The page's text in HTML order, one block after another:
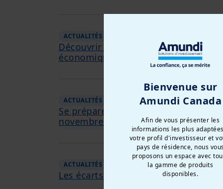
ACTUALITÉS Banques centrales :
Découvrir les opportunités
économiques entre les pays.
ACTUALITÉS Présidentielle américaine :
Se préparer à la volatilité des
novembre. Explorer les
ACTUALITÉS Point sur le marché primaire € -
Les écarts se sont resserrés ces
Bienvenue sur
Amundi Canada
Afin de vous présenter les
informations les plus
votre profil d'investisseur et
pays de résidence, nous
proposons un espace avec
la gamme de produits
disponibles.